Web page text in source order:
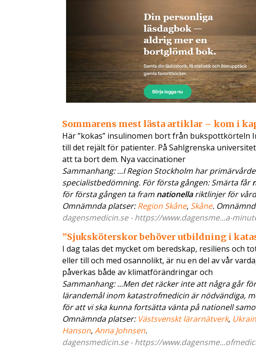
Sommarens mest lästa artiklar – kom i
Här ”kokas” insulinomen bort från
till det rejält för patienter. På Sahlgrenska
att ta bort dem. Nya vaccinationer
Sammanhang: ...I Region Stockholm har
specialistbedömning. För första gången: Smärta får
för första gången ta fram nationellariktlinjer för
Omnämnda platser:Region Skåne, Skåne.
dagensmedicin.se - https://www.dagensme...a-
”Sjuksköterskor behöver utbildning i
I dag talas det mycket om beredskap, resiliens och
eller till och med osannolikt, är nu en del av vår
påverkas både av klimatförändringar och
Sammanhang: ...Men det räcker inte att några går
lärandemål inom katastrofmedicin är nödvändiga,
för att vi ska kunna fortsätta vänta på nationell
Omnämnda platser: Västsvenskt lärarnätverk,
Hanson,Anna Johnsen.
dagensmedicin.se - https://